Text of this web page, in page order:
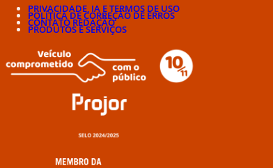
PRIVACIDADE, IA E TERMOS DE USO
POLÍTICA DE CORREÇÃO DE ERROS
CONTATO REDAÇÃO
PRODUTOS E SERVIÇOS